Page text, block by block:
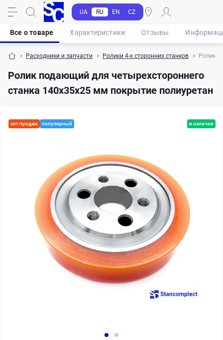
UA RU EN CZ
Расходники и запчасти Ролики 4-х сторонних станков Ролик
Ролик подающий для четырехстороннего
станка 140x35x25 мм покрытие полиуретан
Все о товаре Характеристики Отзывы
хит продаж популярный в наличии